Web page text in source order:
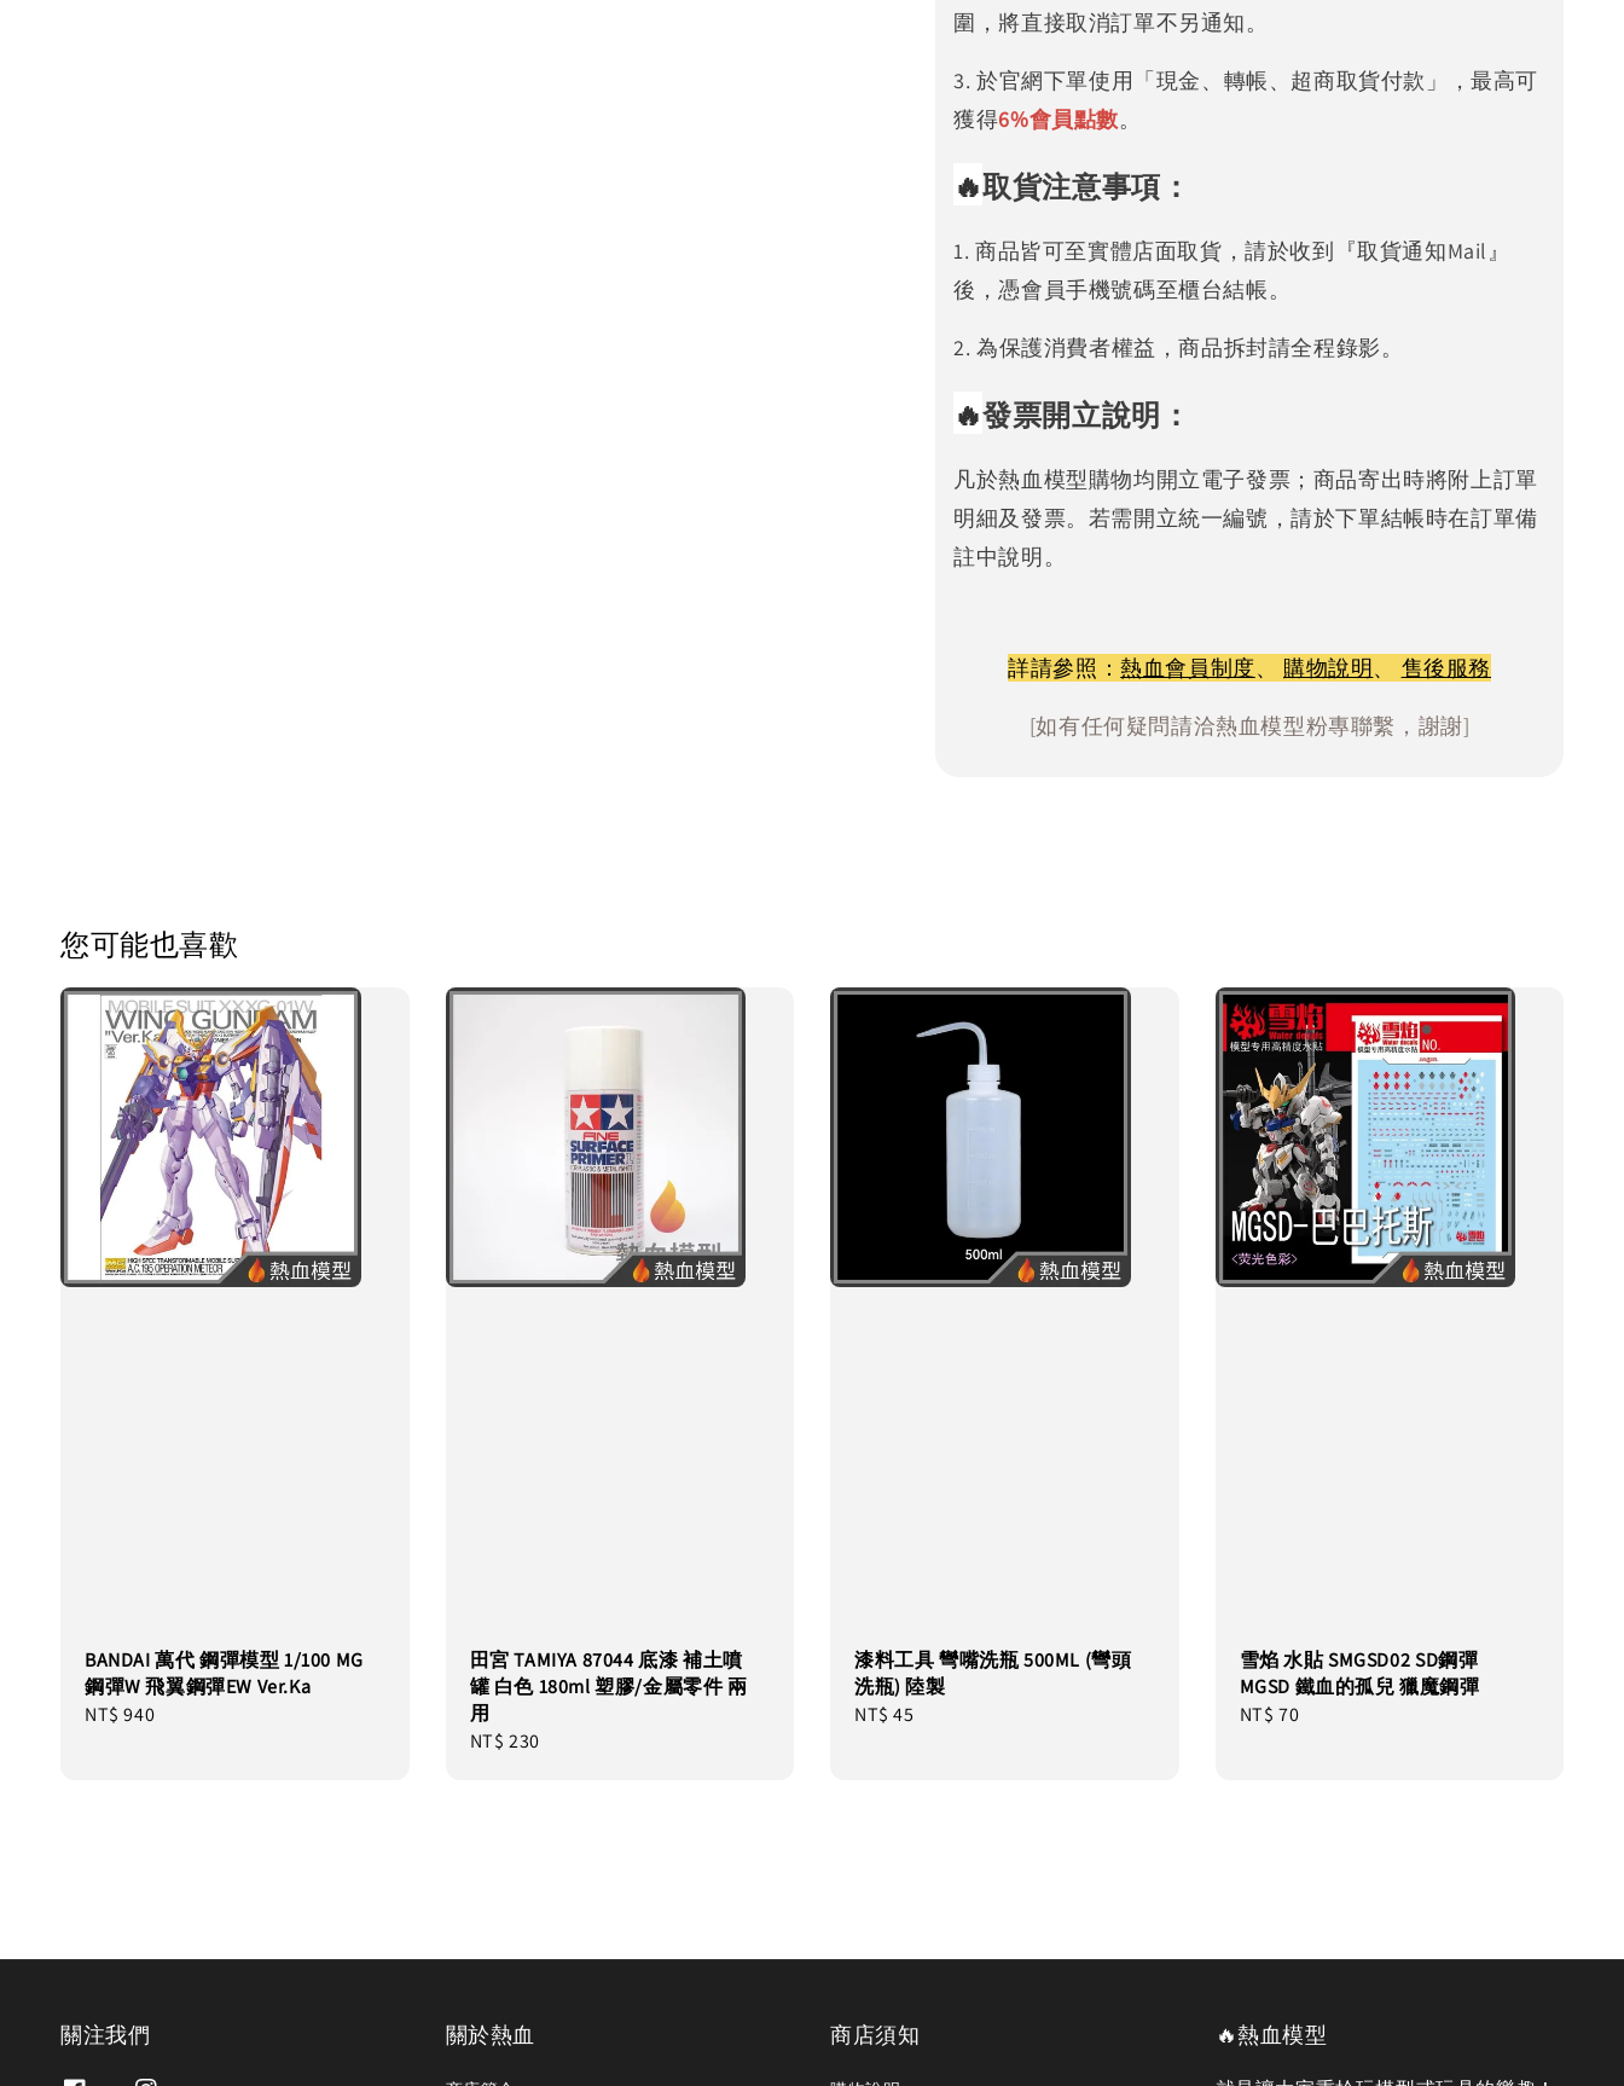
圍，將直接取消訂單不另通知。
3. 於官網下單使用「現金、轉帳、超商取貨付款」，最高可
獲得6%會員點數。
🔥取貨注意事項：
1. 商品皆可至實體店面取貨，請於收到『取貨通知Mail』
後，憑會員手機號碼至櫃台結帳。
2. 為保護消費者權益，商品拆封請全程錄影。
🔥發票開立說明：
凡於熱血模型購物均開立電子發票；商品寄出時將附上訂單
明細及發票。若需開立統一編號，請於下單結帳時在訂單備
註中說明。
詳請參照：熱血會員制度、 購物說明、 售後服務
[如有任何疑問請洽熱血模型粉專聯繫，謝謝]
您可能也喜歡
BANDAI 萬代 鋼彈模型 1/100 MG
鋼彈W 飛翼鋼彈EW Ver.Ka
Regular
NT$ 940
田宮 TAMIYA 87044 底漆 補土噴
罐 白色 180ml 塑膠/金屬零件 兩
用
Regular
NT$ 230
漆料工具 彎嘴洗瓶 500ML (彎頭
洗瓶) 陸製
Regular
NT$ 45
雪焰 水貼 SMGSD02 SD鋼彈
MGSD 鐵血的孤兒 獵魔鋼彈
Regular
NT$ 70
關注我們 關於熱血 商店須知 🔥熱血模型